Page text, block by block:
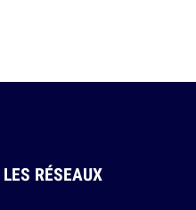
LES RÉSEAUX